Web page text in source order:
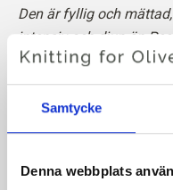
Samtycke
Denna webbplats
Den är fyllig och
intensiv och djup än
och mer avslappnat
Hue: Neutral-varm
Färgsäsongen: Mörk